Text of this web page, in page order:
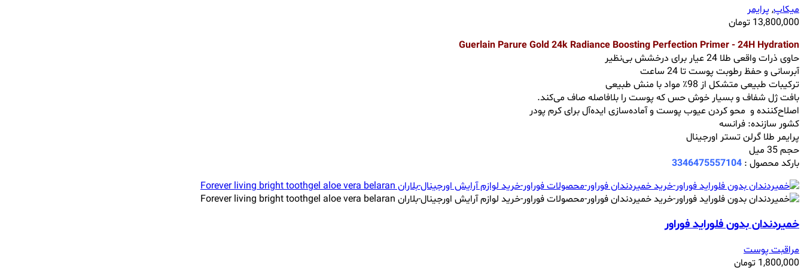
میکاپ,پرایمر
13,800,000 تومان
Guerlain Parure Gold 24k Radiance Boosting Perfection Primer - 24H Hydration
حاوی ذرات واقعی طلا 24 عیار برای درخشش بی‌نظیر
آبرسانی و حفظ رطوبت پوست تا 24 ساعت
ترکیبات طبیعی متشکل از 98٪ مواد با منش طبیعی
بافت ژل شفاف و بسیار خوش حس که پوست را بلافاصله صاف می‌کند.
اصلاح‌کننده و محو کردن عیوب پوست و آماده‌سازی ایده‌آل برای کرم پودر
کشور سازنده: فرانسه
پرایمر طلا گرلن تستر اورجینال
حجم 35 میل
بارکد محصول : 3346475557104
خمیردندان بدون فلوراید فوراور
مراقبت پوست
1,800,000 تومان